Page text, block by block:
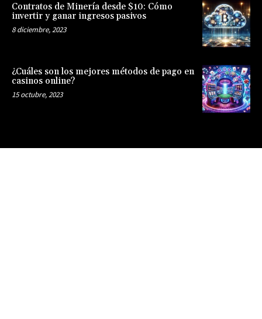
Contratos de Minería desde $10: Cómo
invertir y ganar ingresos pasivos
8 diciembre, 2023
¿Cuáles son los mejores métodos de pago en
casinos online?
15 octubre, 2023